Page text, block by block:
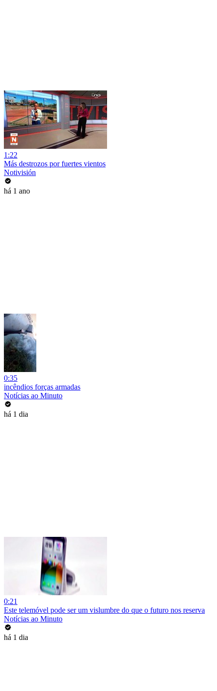
1:22
Más destrozos por fuertes vientos
Notivisión
há 1 ano
0:35
incêndios forças armadas
Notícias ao Minuto
há 1 dia
0:21
Este telemóvel pode ser um vislumbre do que o futuro nos reserva
Notícias ao Minuto
há 1 dia